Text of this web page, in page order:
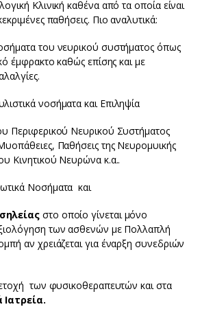
Κλινική καθένα από τα οποία είναι
παθήσεις. Πιο αναλυτικά:
του νευρικού συστήματος όπως
έμφρακτο καθώς επίσης και με
νοσήματα και Επιληψία
Περιφερικού Νευρικού Συστήματος
Παθήσεις της Νευρομυικής
Κινητικού Νευρώνα κ.α..
Νοσήματα και
στο οποίο γίνεται μόνο
των ασθενών με Πολλαπλή
αν χρειάζεται για έναρξη συνεδριών
των φυσικοθεραπευτών και στα
Ιατρεία.